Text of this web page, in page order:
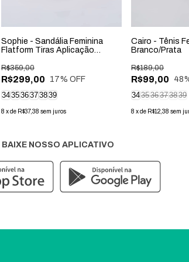
Sophie - Sandália Feminina
Flatform Tiras Aplicação
R$299,00
R$359,00
17% OFF
343536373839
8 xde R$37,38 sem juros
Cairo - Tênis
Branco/Prata
R$99,00
R$189,00
48
343536373839
8 xde R$12,38 sem
BAIXE NOSSO APLICATIVO